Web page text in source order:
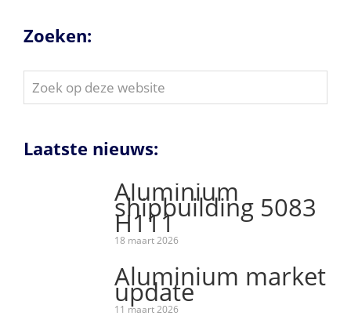
Zoeken:
Zoek
op
website
Laatste nieuws:
Aluminium
shipbuilding 5083
H111
18 maart 2026
Aluminium market
update
11 maart 2026